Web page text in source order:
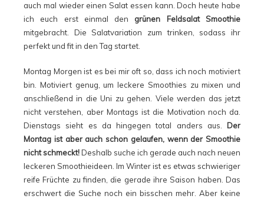
auch mal wieder einen Salat essen kann. Doch heute habe
ich euch erst einmal den grünen Feldsalat Smoothie
mitgebracht. Die Salatvariation zum trinken, sodass ihr
perfekt und fit in den Tag startet.
Montag Morgen ist es bei mir oft so, dass ich noch motiviert
bin. Motiviert genug, um leckere Smoothies zu mixen und
anschließend in die Uni zu gehen. Viele werden das jetzt
nicht verstehen, aber Montags ist die Motivation noch da.
Dienstags sieht es da hingegen total anders aus. Der
Montag ist aber auch schon gelaufen, wenn der Smoothie
nicht schmeckt!Deshalb suche ich gerade auch nach neuen
leckeren Smoothieideen. Im Winter ist es etwas schwieriger
reife Früchte zu finden, die gerade ihre Saison haben. Das
erschwert die Suche noch ein bisschen mehr. Aber keine